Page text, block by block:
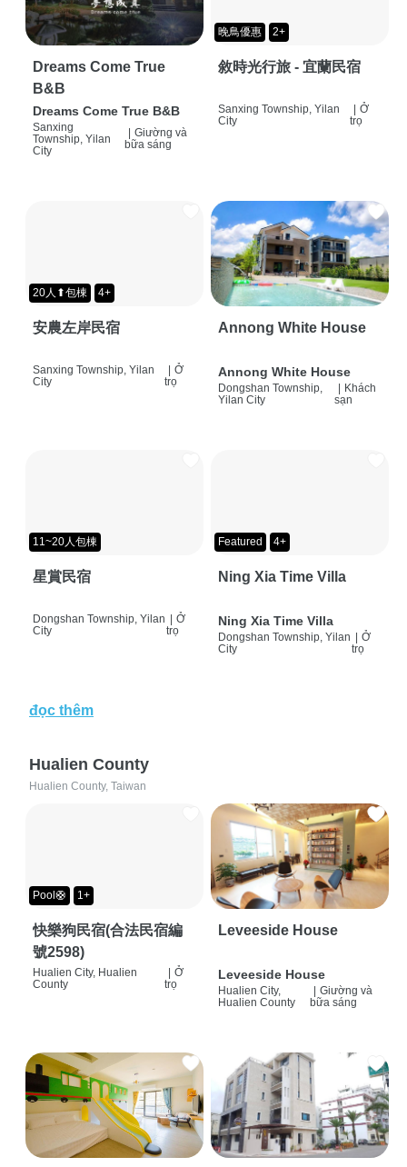
Dreams Come True
B&B
Dreams Come True B&B
Sanxing
Township, Yilan
City
Giường và
bữa sáng
晚鳥優惠 2+
敘時光行旅 - 宜蘭民宿
Sanxing Township, Yilan
City
| Ở
trọ
20人⬆包棟 4+
安農左岸民宿
Sanxing Township, Yilan
City
| Ở
trọ
Annong White House
Annong White House
Dongshan Township,
Yilan City
| Khách
sạn
11~20人包棟
星賞民宿
Dongshan Township, Yilan
City
Ở
trọ
Featured 4+
Ning Xia Time Villa
Ning Xia Time Villa
Dongshan Township, Yilan
City
Ở
trọ
đọc thêm
Hualien County
Hualien County, Taiwan
Pool🛟 1+
快樂狗民宿(合法民宿編
號2598)
Hualien City, Hualien
County
Ở
trọ
Leveeside House
Leveeside House
Hualien City,
Hualien County
Giường và
bữa sáng